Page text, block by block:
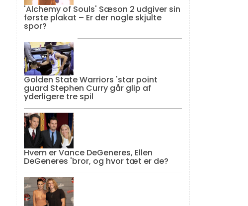
'Alchemy of Souls' Sæson 2 udgiver sin
første plakat – Er der nogle skjulte
spor?
Golden State Warriors 'star point
guard Stephen Curry går glip af
yderligere tre spil
Hvem er Vance DeGeneres, Ellen
DeGeneres 'bror, og hvor tæt er de?